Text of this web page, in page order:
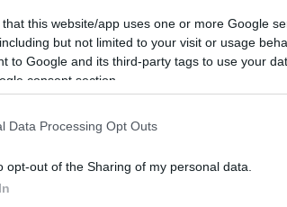
that this website/app uses one or more Google
but not limited to your visit or usage
to Google and its third-party tags to use your
consent section.
Data Processing Opt Outs
opt-out of the Sharing of my personal data.
Vármegye Vármegyei Hetényi Géza
főorvosa
háziorvosa
sebész, gasztroenterológus főorvosa
szakgyógyszerész
Nagykun-Szolnok Vármegye Vármegye